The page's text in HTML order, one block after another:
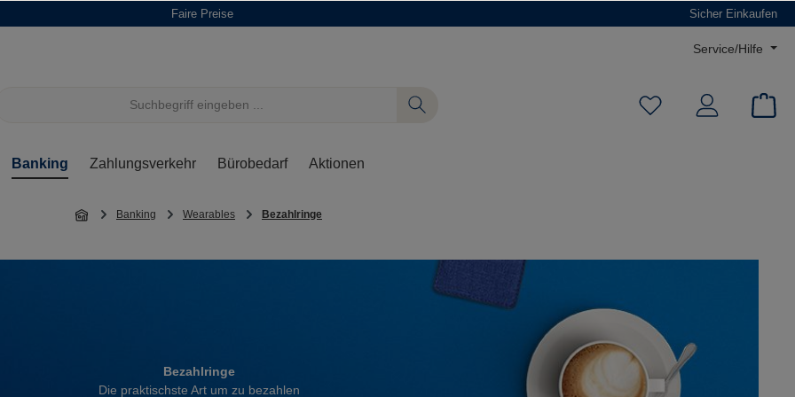
Faire Preise Sicher Einkaufen
Service/Hilfe
Banking Zahlungsverkehr Bürobedarf Aktionen
Banking Wearables Bezahlringe
Bezahlringe
Die praktischste Art um zu bezahlen